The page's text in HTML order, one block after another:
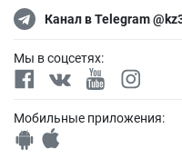
Канал в Telegram
Мы в соцсетях:
Мобильные приложения: